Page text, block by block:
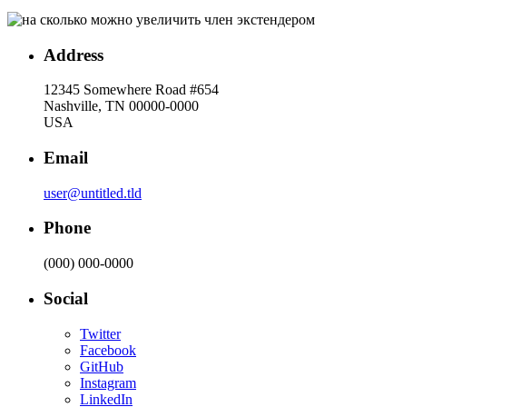
Address
12345 Somewhere Road #654
Nashville, TN 00000-0000
USA
Email
user@untitled.tld
Phone
(000) 000-0000
Social
Twitter
Facebook
GitHub
Instagram
LinkedIn